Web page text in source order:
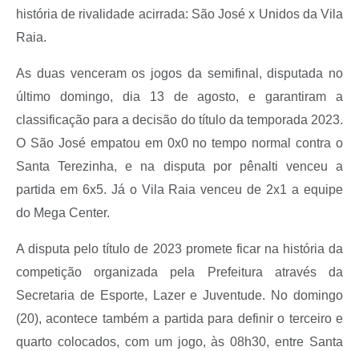
história de rivalidade acirrada: São José x Unidos da Vila
Raia.
As duas venceram os jogos da semifinal, disputada no
último domingo, dia 13 de agosto, e garantiram a
classificação para a decisão do título da temporada 2023.
O São José empatou em 0x0 no tempo normal contra o
Santa Terezinha, e na disputa por pênalti venceu a
partida em 6x5. Já o Vila Raia venceu de 2x1 a equipe
do Mega Center.
A disputa pelo título de 2023 promete ficar na história da
competição organizada pela Prefeitura através da
Secretaria de Esporte, Lazer e Juventude. No domingo
(20), acontece também a partida para definir o terceiro e
quarto colocados, com um jogo, às 08h30, entre Santa